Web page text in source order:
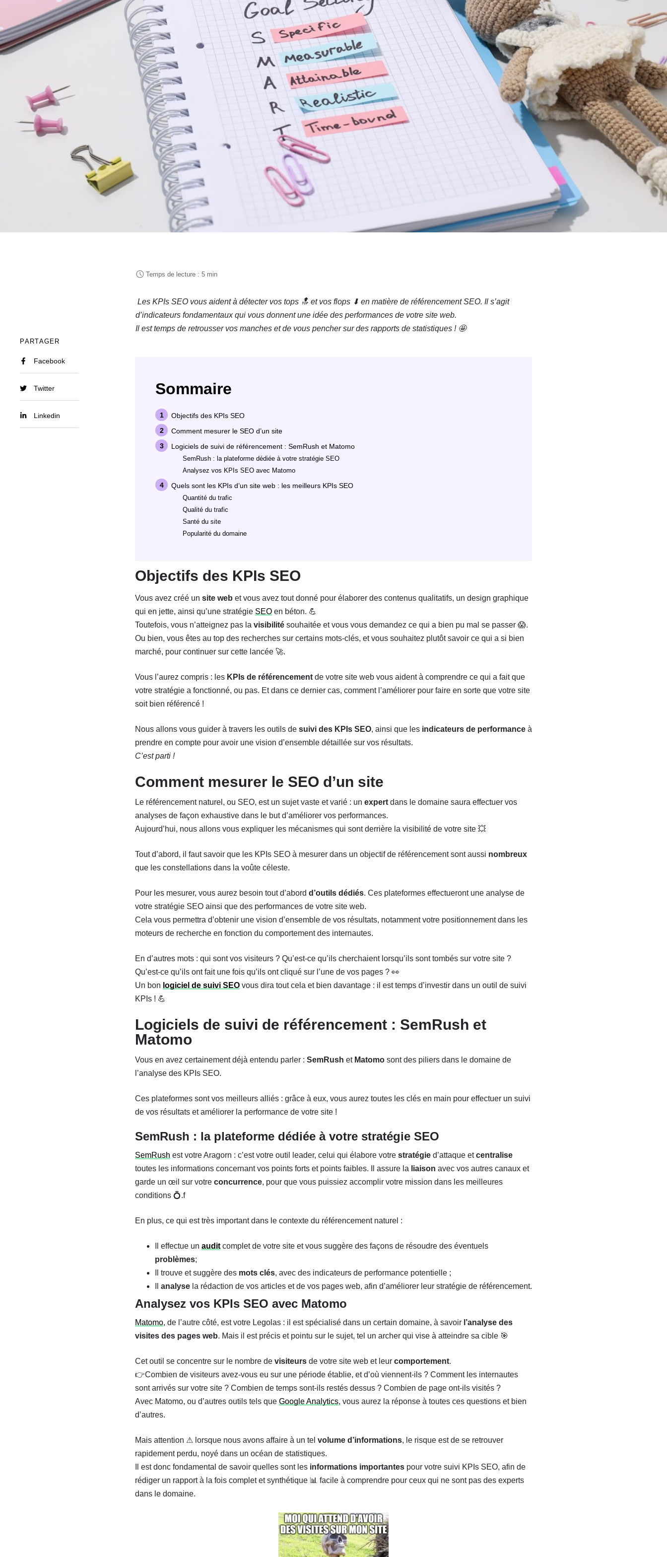
PARTAGER
Facebook
Twitter
Linkedin
Les KPIs SEO vous aident à détecter vos tops 🔝 et vos flops ⬇ en matière de référencement SEO. Il s’agit
d’indicateurs fondamentaux qui vous donnent une idée des performances de votre site web.
Il est temps de retrousser vos manches et de vous pencher sur des rapports de statistiques ! 🤩
Sommaire
Objectifs des KPIs SEO
Comment mesurer le SEO d’un site
Logiciels de suivi de référencement : SemRush et Matomo
SemRush : la plateforme dédiée à votre stratégie SEO
Analysez vos KPIs SEO avec Matomo
Quels sont les KPIs d’un site web : les meilleurs KPIs SEO
Quantité du trafic
Qualité du trafic
Santé du site
Popularité du domaine
Objectifs des KPIs SEO
Vous avez créé un site web et vous avez tout donné pour élaborer des contenus qualitatifs, un design graphique
qui en jette, ainsi qu’une stratégie SEO en béton. 💪
Toutefois, vous n’atteignez pas la visibilité souhaitée et vous vous demandez ce qui a bien pu mal se passer 😱.
Ou bien, vous êtes au top des recherches sur certains mots-clés, et vous souhaitez plutôt savoir ce qui a si bien
marché, pour continuer sur cette lancée 🚀.
Vous l’aurez compris : les KPIs de référencementde votre site web vous aident à comprendre ce qui a fait que
votre stratégie a fonctionné, ou pas. Et dans ce dernier cas, comment l’améliorer pour faire en sorte que votre site
soit bien référencé !
Nous allons vous guider à travers les outils de suivi des KPIs SEO, ainsi que les indicateurs de performance à
prendre en compte pour avoir une vision d’ensemble détaillée sur vos résultats.
C’est parti !
Comment mesurer le SEO d’un site
Le référencement naturel, ou SEO, est un sujet vaste et varié : un expertdans le domaine saura effectuer vos
analyses de façon exhaustive dans le but d’améliorer vos performances.
Aujourd’hui, nous allons vous expliquer les mécanismes qui sont derrière la visibilité de votre site 💥
Tout d’abord, il faut savoir que les KPIs SEO à mesurer dans un objectif de référencement sont aussi nombreux
que les constellations dans la voûte céleste.
Pour les mesurer, vous aurez besoin tout d’abord d’outils dédiés. Ces plateformes effectueront une analyse de
votre stratégie SEO ainsi que des performances de votre site web.
Cela vous permettra d’obtenir une vision d’ensemble de vos résultats, notamment votre positionnement dans les
moteurs de recherche en fonction du comportement des internautes.
En d’autres mots : qui sont vos visiteurs ? Qu’est-ce qu’ils cherchaient lorsqu’ils sont tombés sur votre site ?
Qu’est-ce qu’ils ont fait une fois qu’ils ont cliqué sur l’une de vos pages ? 👀
Un bon logiciel de suivi SEO vous dira tout cela et bien davantage : il est temps d’investir dans un outil de suivi
KPIs ! 💪
Logiciels de suivi de référencement : SemRush et
Matomo
Vous en avez certainement déjà entendu parler : SemRush et Matomo sont des piliers dans le domaine de
l’analyse des KPIs SEO.
Ces plateformes sont vos meilleurs alliés : grâce à eux, vous aurez toutes les clés en main pour effectuer un suivi
de vos résultats et améliorer la performance de votre site !
SemRush : la plateforme dédiée à votre stratégie SEO
SemRush est votre Aragorn : c’est votre outil leader, celui qui élabore votre stratégie d’attaque etcentralise
toutes les informations concernant vos points forts et points faibles. Il assure la liaison avec vos autres canaux et
garde un œil sur votre concurrence, pour que vous puissiez accomplir votre mission dans les meilleures
conditions 💍.f
En plus, ce qui est très important dans le contexte du référencement naturel :
Il effectue un auditcomplet de votre site et vous suggère des façons de résoudre des éventuels
problèmes;
Il trouve et suggère des mots clés, avec des indicateurs de performance potentielle ;
analyse la rédaction de vos articles et de vos pages web, afin d’améliorer leur stratégie de référencement.
Analysez vos KPIs SEO avec Matomo
Matomo, de l’autre côté, est votre Legolas : il est spécialisé dans un certain domaine, à savoir l’analyse des
visites des pages web. Mais il est précis et pointu sur le sujet, tel un archer qui vise à atteindre sa cible 🎯
Cet outil se concentre sur le nombre de visiteurs de votre site web et leur comportement.
👉Combien de visiteurs avez-vous eu sur une période établie, et d’où viennent-ils ? Comment les internautes
sont arrivés sur votre site ? Combien de temps sont-ils restés dessus ? Combien de page ont-ils visités ?
Avec Matomo, ou d’autres outils tels que Google Analytics, vous aurez la réponse à toutes ces questions et bien
d’autres.
Mais attention ⚠ lorsque nous avons affaire à un tel volume d’informations, le risque est de se retrouver
rapidement perdu, noyé dans un océan de statistiques.
Il est donc fondamental de savoir quelles sont les informations importantes pour votre suivi KPIs SEO, afin de
rédiger un rapport à la fois complet et synthétique 📊 facile à comprendre pour ceux qui ne sont pas des experts
dans le domaine.